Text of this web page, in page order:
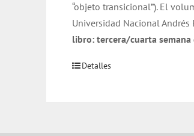
“objeto transicional”). El
Universidad Nacional Andrés
libro: tercera/cuarta semana
Detalles